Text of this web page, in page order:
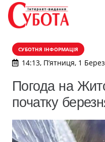
СУБОТНЯ ІНФОРМАЦІЯ
14:13, П’ятниця, 1
Погода на
початку